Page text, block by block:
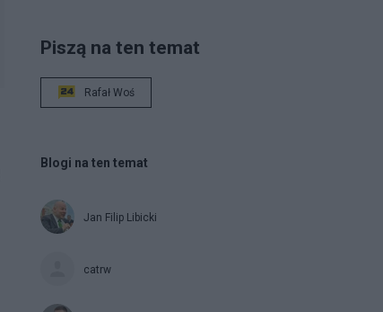
Piszą na ten temat
Rafał Woś
Blogi na ten temat
Jan Filip Libicki
catrw